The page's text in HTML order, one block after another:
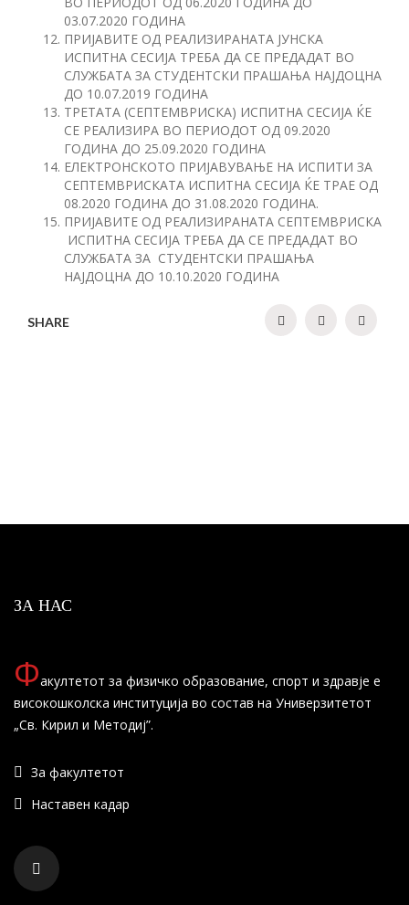
03.07.2020 ГОДИНА
ПРИЈАВИТЕ ОД РЕАЛИЗИРАНАТА ЈУНСКА
ИСПИТНА СЕСИЈА ТРЕБА ДА СЕ ПРЕДАДАТ ВО
СЛУЖБАТА ЗА СТУДЕНТСКИ ПРАШАЊА НАЈДОЦНА
ДО 10.07.2019 ГОДИНА
ТРЕТАТА (СЕПТЕМВРИСКА) ИСПИТНА СЕСИЈА ЌЕ
СЕ РЕАЛИЗИРА ВО ПЕРИОДОТ ОД 09.2020
ГОДИНА ДО 25.09.2020 ГОДИНА
ЕЛЕКТРОНСКОТО ПРИЈАВУВАЊЕ НА ИСПИТИ ЗА
СЕПТЕМВРИСКАТА ИСПИТНА СЕСИЈА ЌЕ ТРАЕ ОД
08.2020 ГОДИНА ДО 31.08.2020 ГОДИНА.
ПРИЈАВИТЕ ОД РЕАЛИЗИРАНАТА СЕПТЕМВРИСКА
ИСПИТНА СЕСИЈА ТРЕБА ДА СЕ ПРЕДАДАТ ВО
СЛУЖБАТА ЗА СТУДЕНТСКИ ПРАШАЊА
НАЈДОЦНА ДО 10.10.2020 ГОДИНА
SHARE
ЗА НАС
Факултетот за физичко образование, спорт и здравје е
високошколска институција во состав на Универзитетот
„Св. Кирил и Методиј”.
За факултетот
Наставен кадар